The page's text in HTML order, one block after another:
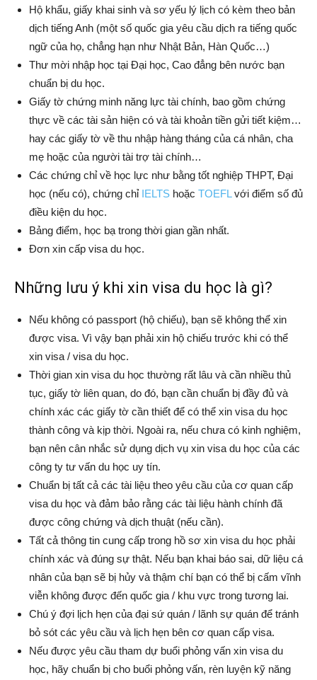
Hộ khẩu, giấy khai sinh và sơ yếu lý lịch có kèm theo bản
dịch tiếng Anh (một số quốc gia yêu cầu dịch ra tiếng quốc
ngữ của họ, chẳng hạn như Nhật Bản, Hàn Quốc…)
Thư mời nhập học tại Đại học, Cao đẳng bên nước bạn
chuẩn bị du học.
Giấy tờ chứng minh năng lực tài chính, bao gồm chứng
thực về các tài sản hiện có và tài khoản tiền gửi tiết kiệm…
hay các giấy tờ về thu nhập hàng tháng của cá nhân, cha
mẹ hoặc của người tài trợ tài chính…
Các chứng chỉ về học lực như bằng tốt nghiệp THPT, Đại
học (nếu có), chứng chỉ IELTS hoặc TOEFL với điểm số đủ
điều kiện du học.
Bảng điểm, học bạ trong thời gian gần nhất.
Đơn xin cấp visa du học.
Những lưu ý khi xin visa du học là gì?
Nếu không có passport (hộ chiếu), bạn sẽ không thể xin
được visa. Vì vậy bạn phải xin hộ chiếu trước khi có thể
xin visa / visa du học.
Thời gian xin visa du học thường rất lâu và cần nhiều thủ
tục, giấy tờ liên quan, do đó, bạn cần chuẩn bị đầy đủ và
chính xác các giấy tờ cần thiết để có thể xin visa du học
thành công và kịp thời. Ngoài ra, nếu chưa có kinh nghiệm,
bạn nên cân nhắc sử dụng dịch vụ xin visa du học của các
công ty tư vấn du học uy tín.
Chuẩn bị tất cả các tài liệu theo yêu cầu của cơ quan cấp
visa du học và đảm bảo rằng các tài liệu hành chính đã
được công chứng và dịch thuật (nếu cần).
Tất cả thông tin cung cấp trong hồ sơ xin visa du học phải
chính xác và đúng sự thật. Nếu bạn khai báo sai, dữ liệu cá
nhân của bạn sẽ bị hủy và thậm chí bạn có thể bị cấm vĩnh
viễn không được đến quốc gia / khu vực trong tương lai.
Chú ý đợi lịch hẹn của đại sứ quán / lãnh sự quán để tránh
bỏ sót các yêu cầu và lịch hẹn bên cơ quan cấp visa.
Nếu được yêu cầu tham dự buổi phỏng vấn xin visa du
học, hãy chuẩn bị cho buổi phỏng vấn, rèn luyện kỹ năng